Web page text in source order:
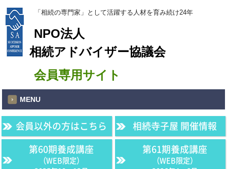
「相続の専門家」として活躍する人材を育み続け24年
NPO法人
相続アドバイザー協議会
会員専用サイト
MENU
会員以外の方はこちら
相続寺子屋 開催情報
第60期養成講座
（WEB限定）
第61期養成講座
（WEB限定）